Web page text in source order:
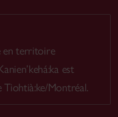
en territoire
est
Tiohtià:ke/Montréal.